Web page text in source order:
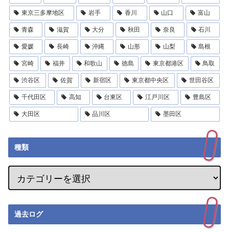
東京三多摩地区 岩手 香川 山口 富山
青森 滋賀 大分 秋田 奈良 石川
愛媛 長崎 沖縄 山形 山梨 島根
宮崎 福井 和歌山 徳島 東京都港区 鳥取
渋谷区 佐賀 新宿区 東京都中央区 世田谷区
千代田区 高知 台東区 江戸川区 豊島区
大田区 品川区 墨田区
種類
過去ログ